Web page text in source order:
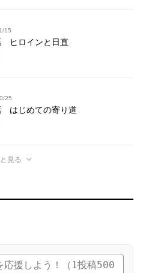
15
ヒロインと日直
25
はじめての寄り道
見る